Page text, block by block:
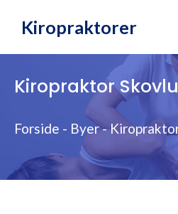
Kiropraktorer
Kiropraktor
Forside - Byer-